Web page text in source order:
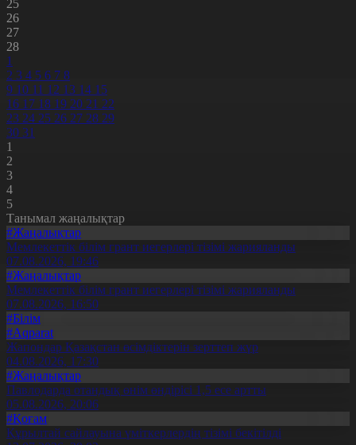
25
26
27
28
1
2 3 4 5 6 7 8
9 10 11 12 13 14 15
16 17 18 19 20 21 22
23 24 25 26 27 28 29
30 31
1
2
3
4
5
Танымал жаңалықтар
#Жаңалықтар
Мемлекеттік білім грант иегерлері тізімі жарияланды
07.08.2026, 19:46
#Жаңалықтар
Мемлекеттік білім грант иегерлері тізімі жарияланды
07.08.2026, 16:50
#Білім
#Aqparat
Жапондар Қазақстан өсімдіктерін зерттеп жүр
04.08.2026, 17:30
#Жаңалықтар
Павлодарда отандық өнім өндірісі 1,5 есе артты
05.08.2026, 20:06
#Қоғам
Құрылтай сайлауына үміткерлердің тізімі бекітілді